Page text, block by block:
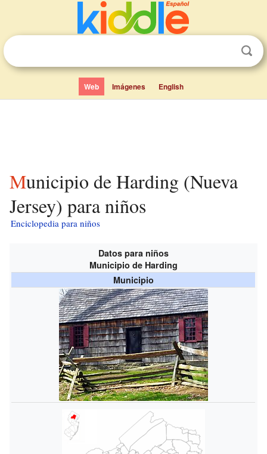
Web Imágenes English
Municipio de Harding (Nueva
Jersey) para niños
Enciclopedia para niños
Datos para niños
Municipio de Harding
Municipio